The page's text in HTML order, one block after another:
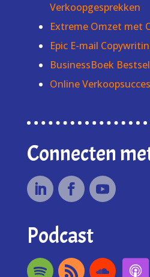
Verkoopgesprekken
Extreme Omzet met
Epic E-mail
BusinessBoek
Online
Connecten
Podcast